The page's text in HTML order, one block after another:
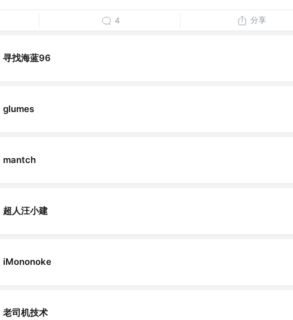
4 分享
寻找海蓝96
glumes
mantch
超人汪小建
iMononoke
老司机技术